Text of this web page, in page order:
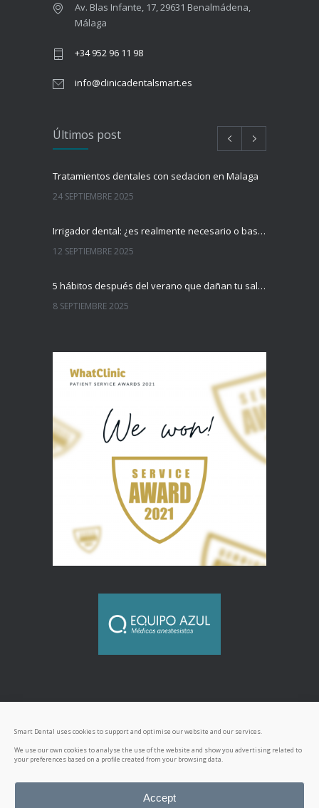
Smart Dental uses cookies to support and optimise our website and our services.
We use our own cookies to analyse the use of the website and show you advertising related to
your preferences based on a profile created from your browsing data.
Accept
Av. Blas Infante, 17, 29631 Benalmádena,
Málaga
+34 952 96 11 98
info@clinicadentalsmart.es
Últimos post
Tratamientos dentales con sedacion en Malaga
24 SEPTIEMBRE 2025
Irrigador dental: ¿es realmente necesario o basta con el cepillo?
12 SEPTIEMBRE 2025
5 hábitos después del verano que dañan tu salud dental (y cómo evitarlos)
8 SEPTIEMBRE 2025
El miedo al dentista en Málaga ya no es un problema
22 AGOSTO 2025
27894